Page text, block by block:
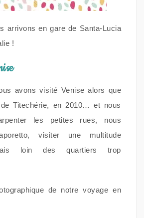
arrivons en gare de Santa-Lucia
!
avons visité Venise alors que
de Titechérie, en 2010… et nous
les petites rues, nous
visiter une multitude
loin des quartiers trop
de notre voyage en